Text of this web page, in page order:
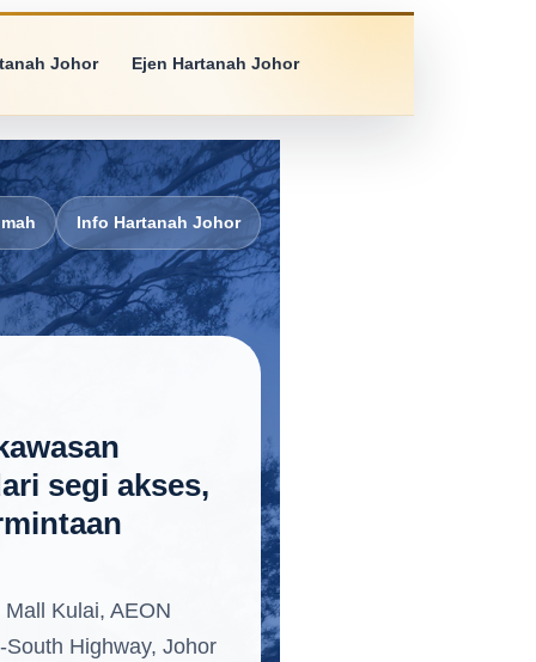
Johor Ejen Hartanah Johor
Info Hartanah Johor
segi akses,
Kulai, AEON
Highway, Johor